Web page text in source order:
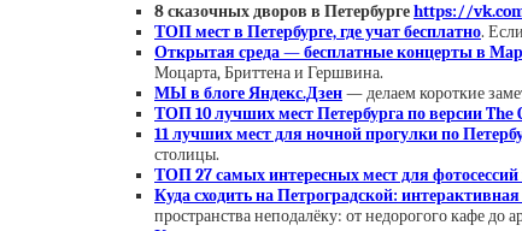
8 сказочных дворов в Петербургеhttps://
ТОП мест в Петербурге, где учат бесплатно.
Открытая среда — бесплатные концерты в
Моцарта, Бриттена и Гершвина.
МЫ в блоге Яндекс.Дзен— делаем короткие
ТОП 10 лучших мест Петербурга по версии The
11 лучших мест для ночной прогулки по
столицы.
ТОП 27 самых интересных мест для фотосессий
Куда сходить на Петроградской:
пространства неподалёку: от недорогого кафе до